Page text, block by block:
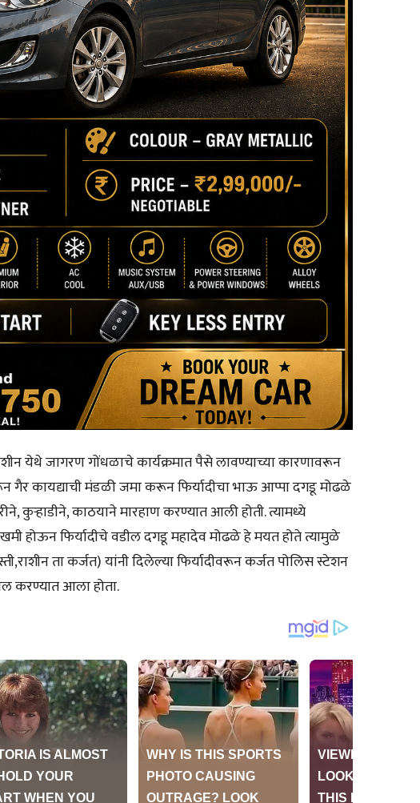
येथे जागरण गोंधळाचे कार्यक्रमात पैसे लावण्याच्या कारणावरून
कायद्याची मंडळी जमा करून फिर्यादीचा भाऊ आप्पा दगडू मोढळे
कुर्‍हाडीने, काठयाने मारहाण करण्यात आली होती. त्यामध्ये
होऊन फिर्यादीचे वडील दगडू महादेव मोढळे हे मयत होते त्यामुळे
ता कर्जत) यांनी दिलेल्या फिर्यादीवरून कर्जत पोलिस स्टेशन
करण्यात आला होता.